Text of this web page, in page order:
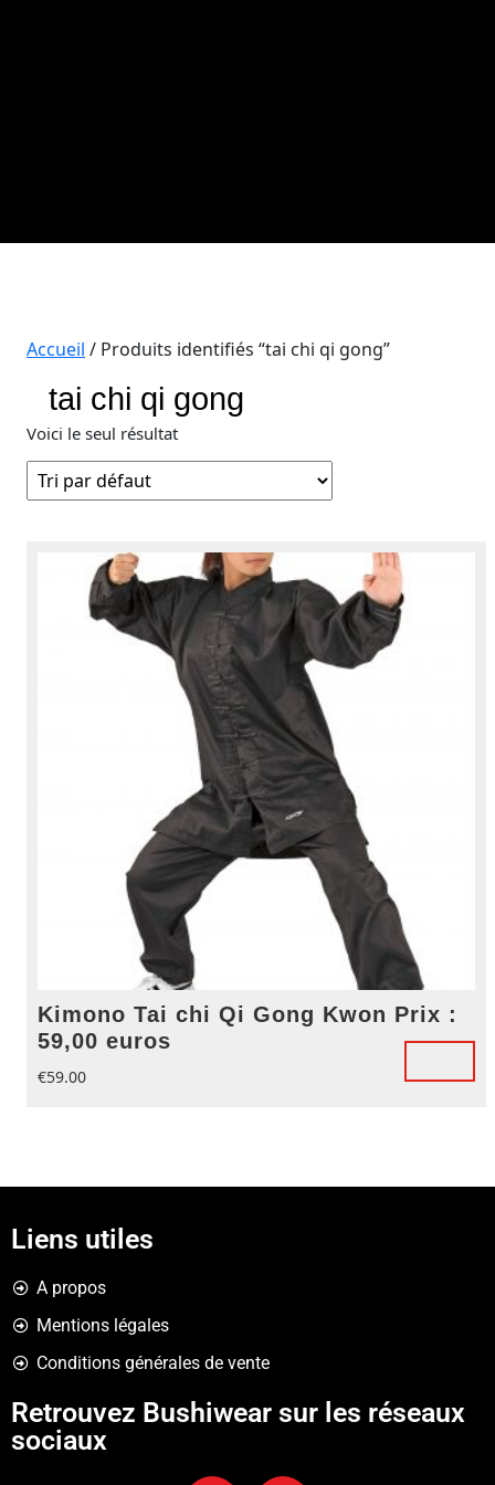
Accueil / Produits identifiés “tai chi qi gong”
tai chi qi gong
Voici le seul résultat
Kimono Tai chi Qi Gong Kwon Prix :
59,00 euros
€59.00
Liens utiles
A propos
Mentions légales
Conditions générales de vente
Retrouvez Bushiwear sur les réseaux
sociaux